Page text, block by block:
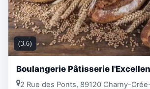
(3.6)
Boulangerie Pâtisserie
2 Rue des Ponts, 89120 Charny-